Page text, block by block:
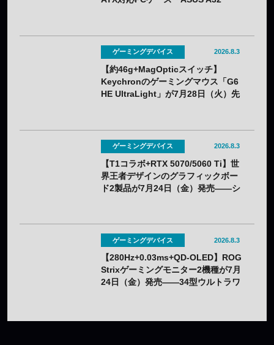
ゲーミングデバイス 2026.8.3
【約46g+MagOpticスイッチ】
Keychronのゲーミングマウス「G6
HE UltraLight」が7月28日（火）先
ゲーミングデバイス 2026.8.3
【T1コラボ+RTX 5070/5060 Ti】世
界王者デザインのグラフィックボー
ド2製品が7月24日（金）発売——シ
ゲーミングデバイス 2026.8.3
【280Hz+0.03ms+QD-OLED】ROG
Strixゲーミングモニター2機種が7月
24日（金）発売——34型ウルトラワ